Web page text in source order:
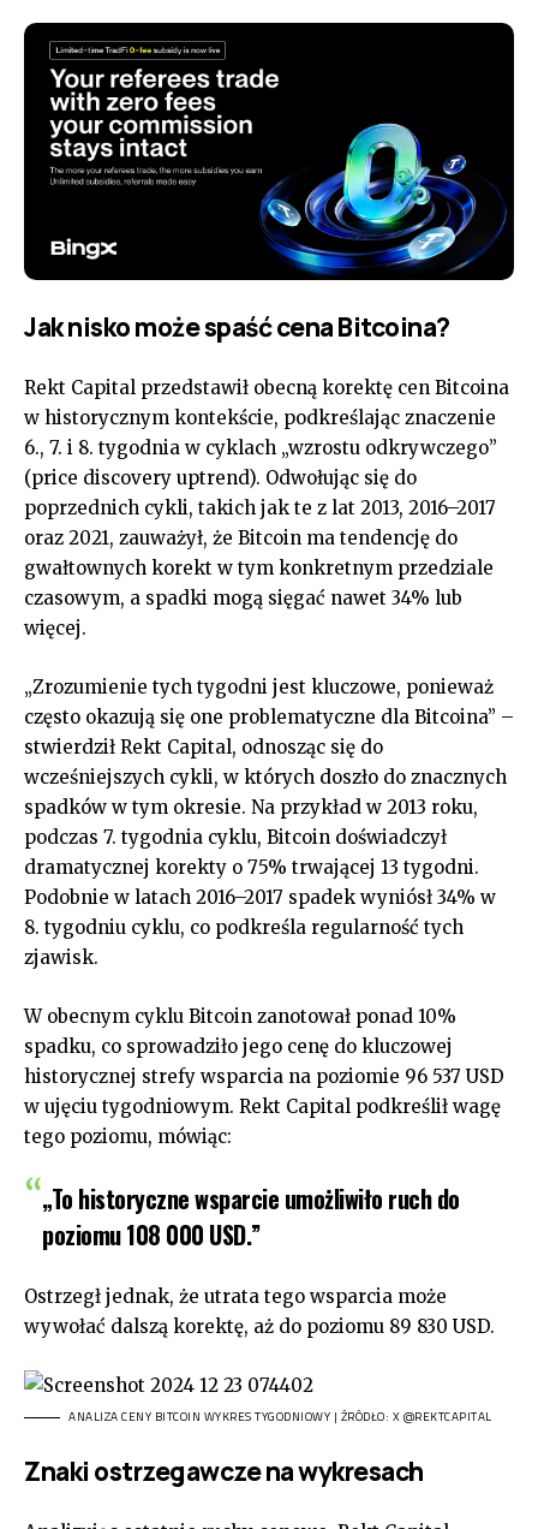
Jak nisko może spaść cena Bitcoina?
Rekt Capital przedstawił obecną korektę cen Bitcoina
w historycznym kontekście, podkreślając znaczenie
6., 7. i 8. tygodnia w cyklach „wzrostu odkrywczego”
(price discovery uptrend). Odwołując się do
poprzednich cykli, takich jak te z lat 2013, 2016–2017
oraz 2021, zauważył, że Bitcoin ma tendencję do
gwałtownych korekt w tym konkretnym przedziale
czasowym, a spadki mogą sięgać nawet 34% lub
więcej.
„Zrozumienie tych tygodni jest kluczowe, ponieważ
często okazują się one problematyczne dla Bitcoina” –
stwierdził Rekt Capital, odnosząc się do
wcześniejszych cykli, w których doszło do znacznych
spadków w tym okresie. Na przykład w 2013 roku,
podczas 7. tygodnia cyklu, Bitcoin doświadczył
dramatycznej korekty o 75% trwającej 13 tygodni.
Podobnie w latach 2016–2017 spadek wyniósł 34% w
8. tygodniu cyklu, co podkreśla regularność tych
zjawisk.
W obecnym cyklu Bitcoin zanotował ponad 10%
spadku, co sprowadziło jego cenę do kluczowej
historycznej strefy wsparcia na poziomie 96 537 USD
w ujęciu tygodniowym. Rekt Capital podkreślił wagę
tego poziomu, mówiąc:
„To historyczne wsparcie umożliwiło ruch do
poziomu 108 000 USD.”
Ostrzegł jednak, że utrata tego wsparcia może
wywołać dalszą korektę, aż do poziomu 89 830 USD.
ANALIZA CENY BITCOIN WYKRES TYGODNIOWY | ŹRÓDŁO: X @REKTCAPITAL
Znaki ostrzegawcze na wykresach